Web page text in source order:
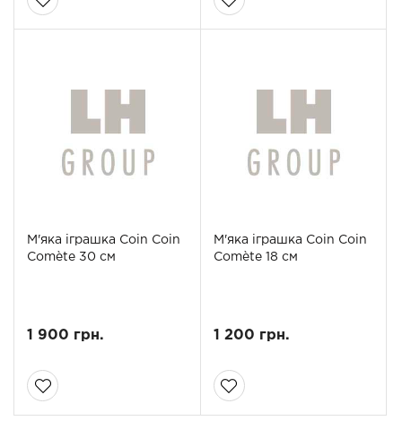
М'яка іграшка Coin Coin
Comète 30 см
1 900 грн.
М'яка іграшка Coin Coin
Comète 18 см
1 200 грн.